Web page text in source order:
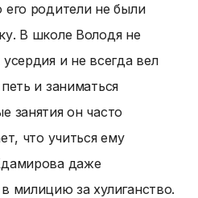
родители не были
В школе Володя не
и не всегда вел
и заниматься
занятия он часто
что учиться ему
даже
милицию за хулиганство.